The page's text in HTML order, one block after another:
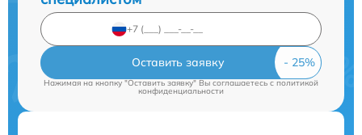
Оставить заявку
Нажимая на кнопку "Оставить заявку" Вы соглашаетесь cполитикой
конфиденциальности